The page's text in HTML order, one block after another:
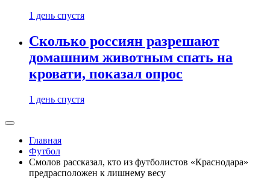
1 день спустя
Сколько россиян разрешают
домашним животным спать на
кровати, показал опрос
1 день спустя
Главная
Футбол
Смолов рассказал, кто из футболистов «Краснодара»
предрасположен к лишнему весу